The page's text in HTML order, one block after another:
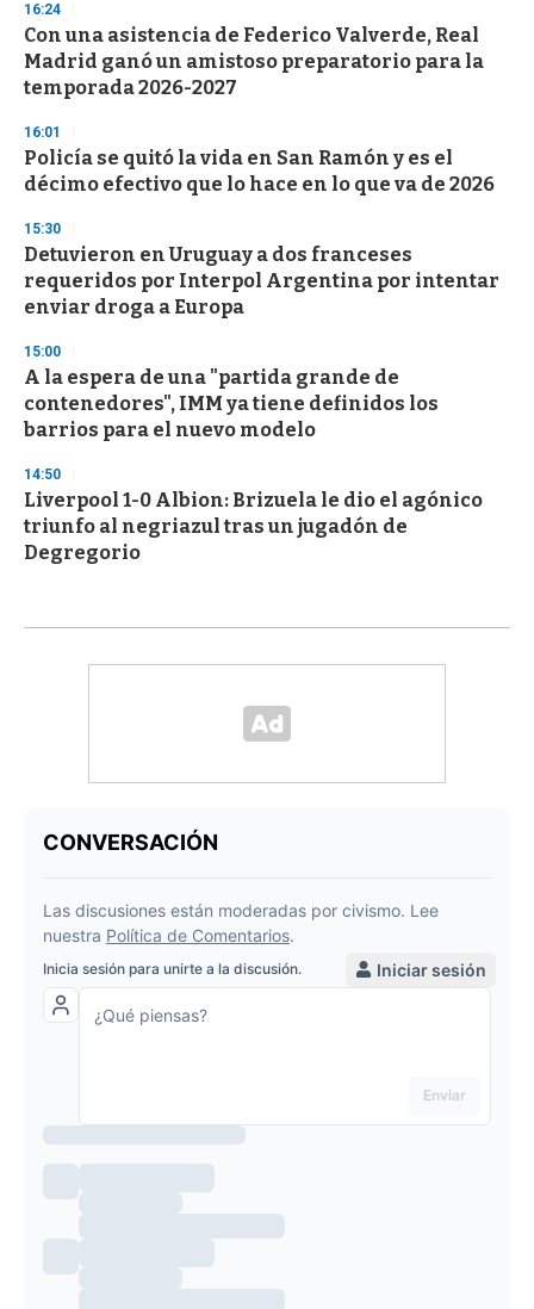
16:24
Con una asistencia de Federico Valverde, Real
Madrid ganó un amistoso preparatorio para la
temporada 2026-2027
16:01
Policía se quitó la vida en San Ramón y es el
décimo efectivo que lo hace en lo que va de 2026
15:30
Detuvieron en Uruguay a dos franceses
requeridos por Interpol Argentina por intentar
enviar droga a Europa
15:00
A la espera de una "partida grande de
contenedores", IMM ya tiene definidos los
barrios para el nuevo modelo
14:50
Liverpool 1-0 Albion: Brizuela le dio el agónico
triunfo al negriazul tras un jugadón de
Degregorio